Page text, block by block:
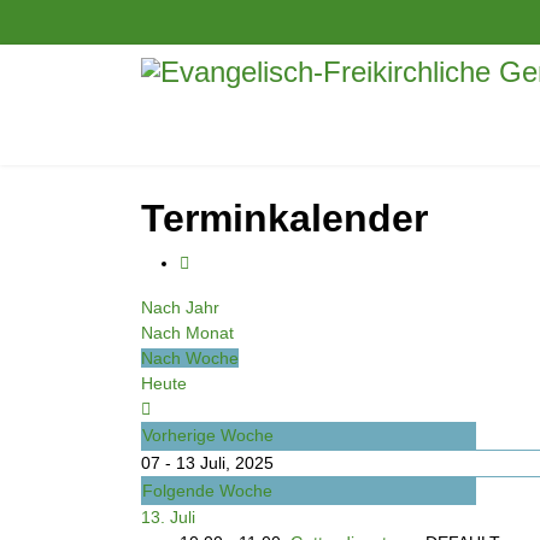
Terminkalender
Nach Jahr
Nach Monat
Nach Woche
Heute
Vorherige Woche
07 - 13 Juli, 2025
Folgende Woche
13. Juli